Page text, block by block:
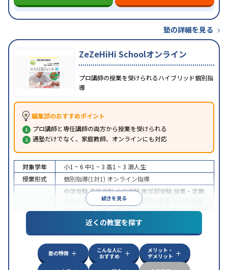
塾の詳細を見る
ZeZeHiHi Schoolオンライン
プロ講師の授業を受けられるハイブリッド個別指
導
編集部のおすすめポイント
プロ講師と専任講師の両方から授業を受けられる
通塾だけでなく、家庭教師、オンラインにも対応
続きを見る
対象学年 小1 ~ 6 中1 ~ 3 高1 ~ 3 浪人生
授業形式
個別指導(1対1) オンライン指導
中学受験高校受験大学受験 医学部受験 授業・定期
テスト対策
内申点対策 学習習慣の定着
(旧AO)対策推薦入試対策学校別特化対策国公立大
私大対策共通テスト対策
英語・英会話特化
特徴
中高一貫校生に対応授業の振替可能 不登校生に対
オンライン対応 1科目から受講可能季節講習の
近くの教室を探す
塾の特徴
こんな人に
おすすめ
メリット・
デメリット